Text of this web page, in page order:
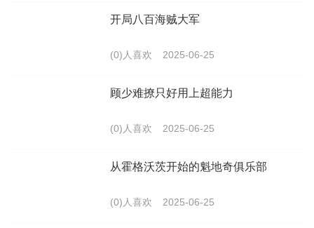
开局八百海贼大军
(0)人喜欢 2025-06-25
顾少难撩只好用上超能力
(0)人喜欢 2025-06-25
从霍格沃茨开始的魁地奇俱乐部
(0)人喜欢 2025-06-25